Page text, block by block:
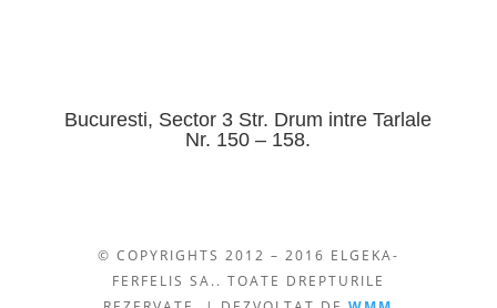
Bucuresti, Sector 3 Str. Drum intre Tarlale
Nr. 150 – 158.
© COPYRIGHTS 2012 – 2016 ELGEKA-
FERFELIS SA.. TOATE DREPTURILE